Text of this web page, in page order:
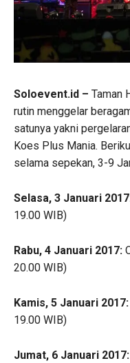
Soloevent.id – Taman
rutin menggelar
satunya yakni
Koes Plus Mania.
selama sepekan, 3-9
Selasa, 3 Januari
19.00 WIB)
Rabu, 4 Januari 2017:
20.00 WIB)
Kamis, 5 Januari 2017:
19.00 WIB)
Jumat, 6 Januari 2017: